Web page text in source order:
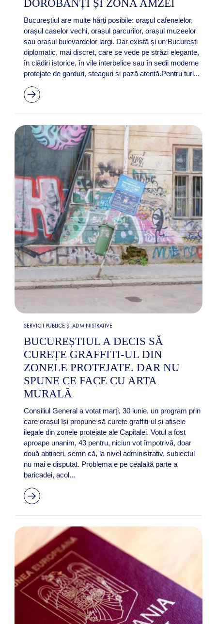
DOROBANȚI ȘI ZONA AMZEI
Bucureștiul are multe hărți posibile: orașul cafenelelor,
orașul caselor vechi, orașul parcurilor, orașul muzeelor
sau orașul bulevardelor largi. Dar există și un București
diplomatic, mai discret, care se vede pe străzi elegante,
în clădiri istorice, în vile interbelice sau în sedii moderne
protejate de garduri, steaguri și pază atentă.Pentru turi...
SERVICII PUBLICE ȘI ADMINISTRATIVE
BUCUREȘTIUL A DECIS SĂ
CUREȚE GRAFFITI-UL DIN
ZONELE PROTEJATE. DAR NU
SPUNE CE FACE CU ARTA
MURALĂ
Consiliul General a votat marți, 30 iunie, un program prin
care orașul își propune să curețe graffiti-ul și afișele
ilegale din zonele protejate ale Capitalei. Votul a fost
aproape unanim, 43 pentru, niciun vot împotrivă, doar
două abțineri, semn că, la nivel administrativ, subiectul
nu mai e disputat. Problema e pe cealaltă parte a
baricadei, acol...